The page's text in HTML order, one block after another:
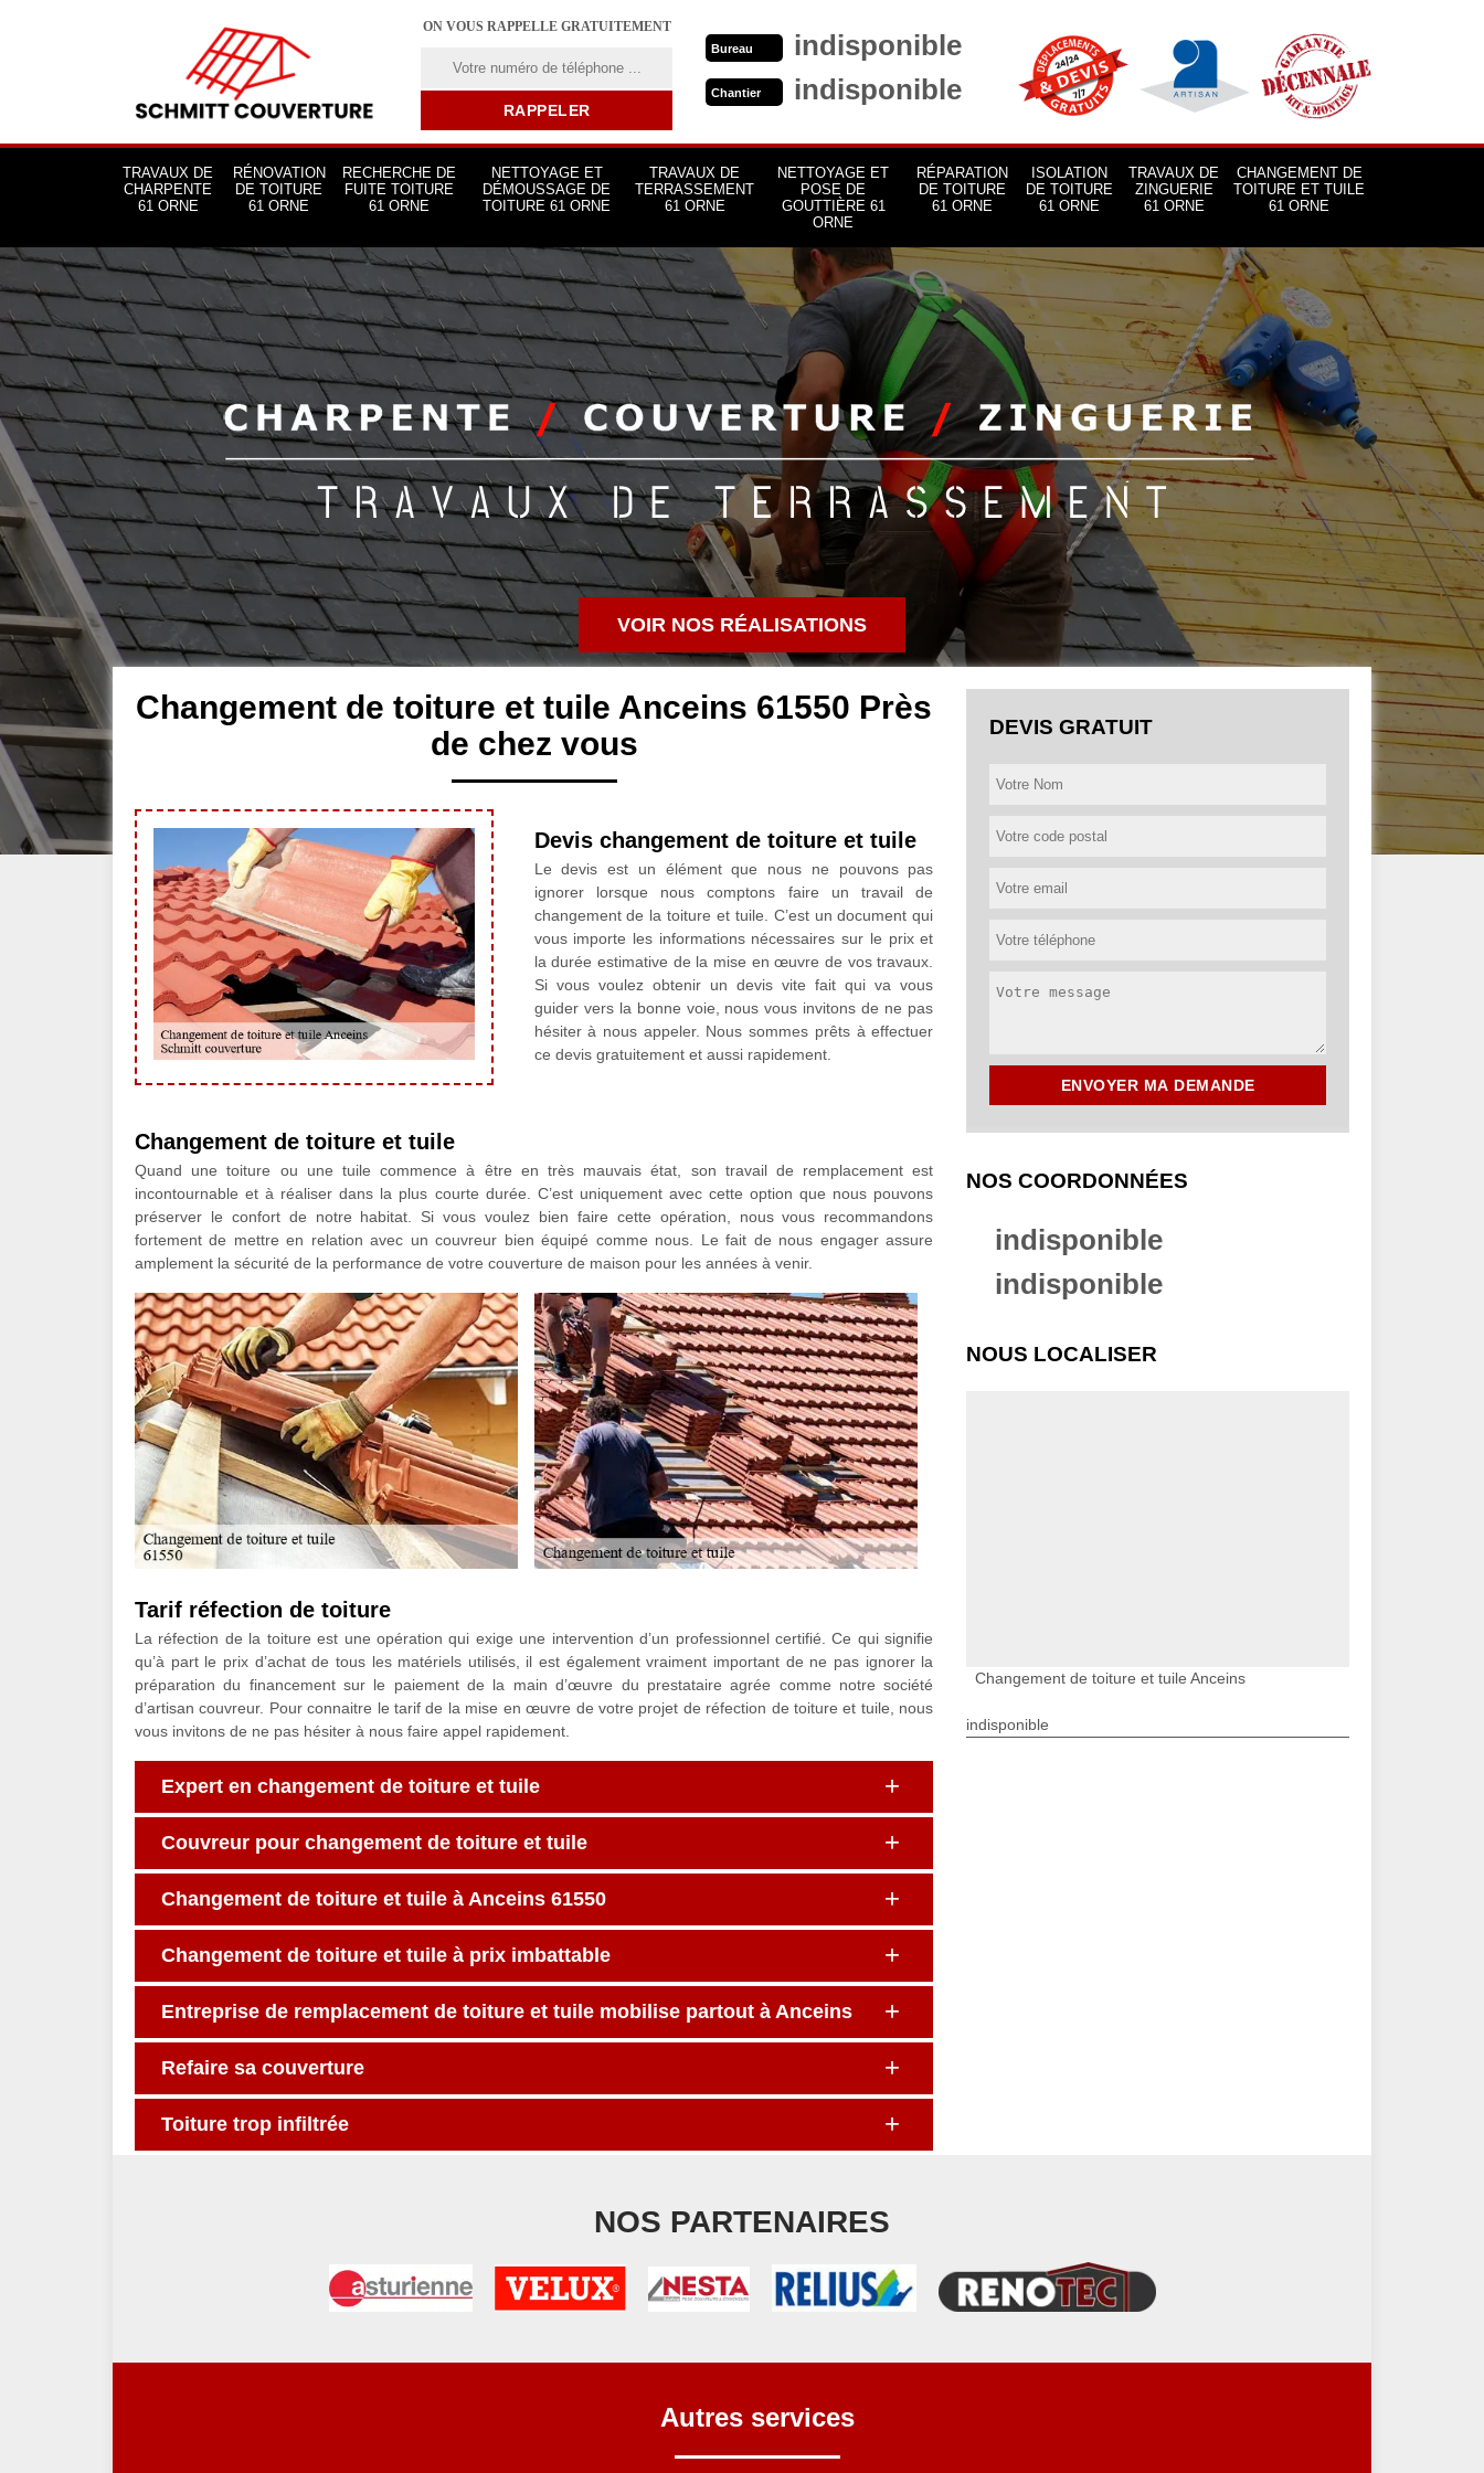
ON VOUS RAPPELLE GRATUITEMENT
Bureau indisponible
Chantier indisponible
TRAVAUX DE
CHARPENTE
61 ORNE
RÉNOVATION
DE TOITURE
61 ORNE
RECHERCHE DE
FUITE TOITURE
61 ORNE
NETTOYAGE ET
DÉMOUSSAGE DE
TOITURE 61 ORNE
TRAVAUX DE
TERRASSEMENT
61 ORNE
NETTOYAGE ET
POSE DE
GOUTTIÈRE 61
ORNE
RÉPARATION
DE TOITURE
61 ORNE
ISOLATION
DE TOITURE
61 ORNE
TRAVAUX DE
ZINGUERIE
61 ORNE
CHANGEMENT DE
TOITURE ET TUILE
61 ORNE
VOIR NOS RÉALISATIONS
Changement de toiture et tuile Anceins 61550 Près
de chez vous
Devis changement de toiture et tuile
Le devis est un élément que nous ne pouvons pas
ignorer lorsque nous comptons faire un travail de
changement de la toiture et tuile. C’est un document qui
vous importe les informations nécessaires sur le prix et
la durée estimative de la mise en œuvre de vos travaux.
Si vous voulez obtenir un devis vite fait qui va vous
guider vers la bonne voie, nous vous invitons de ne pas
hésiter à nous appeler. Nous sommes prêts à effectuer
ce devis gratuitement et aussi rapidement.
Changement de toiture et tuile
Quand une toiture ou une tuile commence à être en très mauvais état, son travail de remplacement est
incontournable et à réaliser dans la plus courte durée. C’est uniquement avec cette option que nous pouvons
préserver le confort de notre habitat. Si vous voulez bien faire cette opération, nous vous recommandons
fortement de mettre en relation avec un couvreur bien équipé comme nous. Le fait de nous engager assure
amplement la sécurité de la performance de votre couverture de maison pour les années à venir.
Tarif réfection de toiture
La réfection de la toiture est une opération qui exige une intervention d’un professionnel certifié. Ce qui signifie
qu’à part le prix d’achat de tous les matériels utilisés, il est également vraiment important de ne pas ignorer la
préparation du financement sur le paiement de la main d’œuvre du prestataire agrée comme notre société
d’artisan couvreur. Pour connaitre le tarif de la mise en œuvre de votre projet de réfection de toiture et tuile, nous
vous invitons de ne pas hésiter à nous faire appel rapidement.
Expert en changement de toiture et tuile
Couvreur pour changement de toiture et tuile
Changement de toiture et tuile à Anceins 61550
Changement de toiture et tuile à prix imbattable
Entreprise de remplacement de toiture et tuile mobilise partout à Anceins
Refaire sa couverture
Toiture trop infiltrée
DEVIS GRATUIT
NOS COORDONNÉES
indisponible
indisponible
NOUS LOCALISER
Changement de toiture et tuile Anceins
indisponible
NOS PARTENAIRES
Autres services